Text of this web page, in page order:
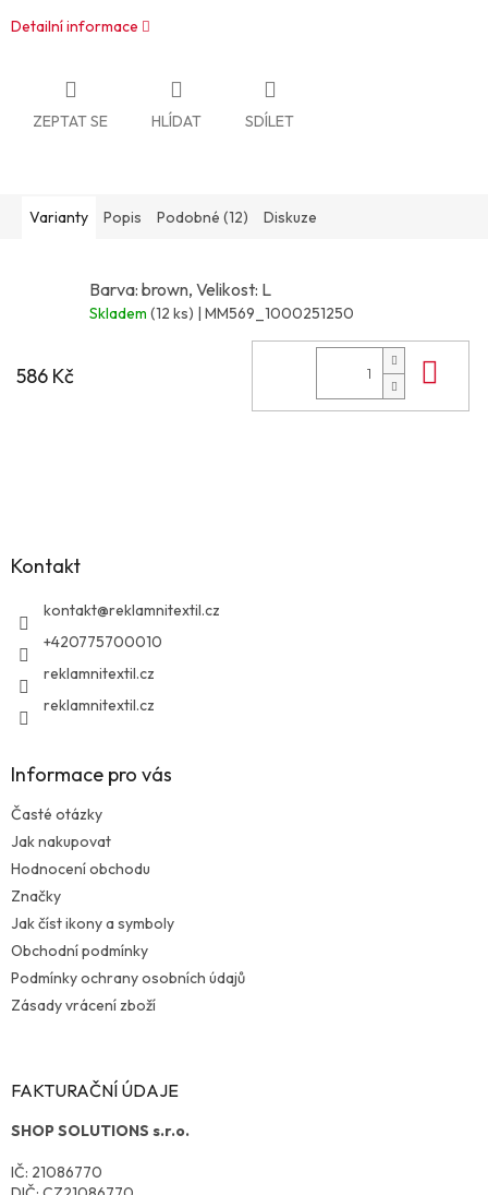
Detailní informace
ZEPTAT SE HLÍDAT SDÍLET
Varianty Popis Podobné (12) Diskuze
Barva: brown, Velikost: L
Skladem (12 ks) | MM569_1000251250
586 Kč
Kontakt
kontakt@reklamnitextil.cz
+420775700010
reklamnitextil.cz
reklamnitextil.cz
Informace pro vás
Časté otázky
Jak nakupovat
Hodnocení obchodu
Značky
Jak číst ikony a symboly
Obchodní podmínky
Podmínky ochrany osobních údajů
Zásady vrácení zboží
FAKTURAČNÍ ÚDAJE
SHOP SOLUTIONS s.r.o.
IČ: 21086770